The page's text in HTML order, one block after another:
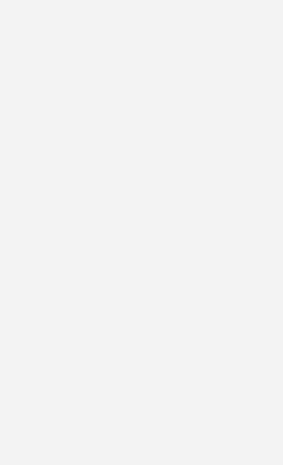
ΚΕΔΙΒΙΜ ΑΠΘ
88, -82, -83, -81